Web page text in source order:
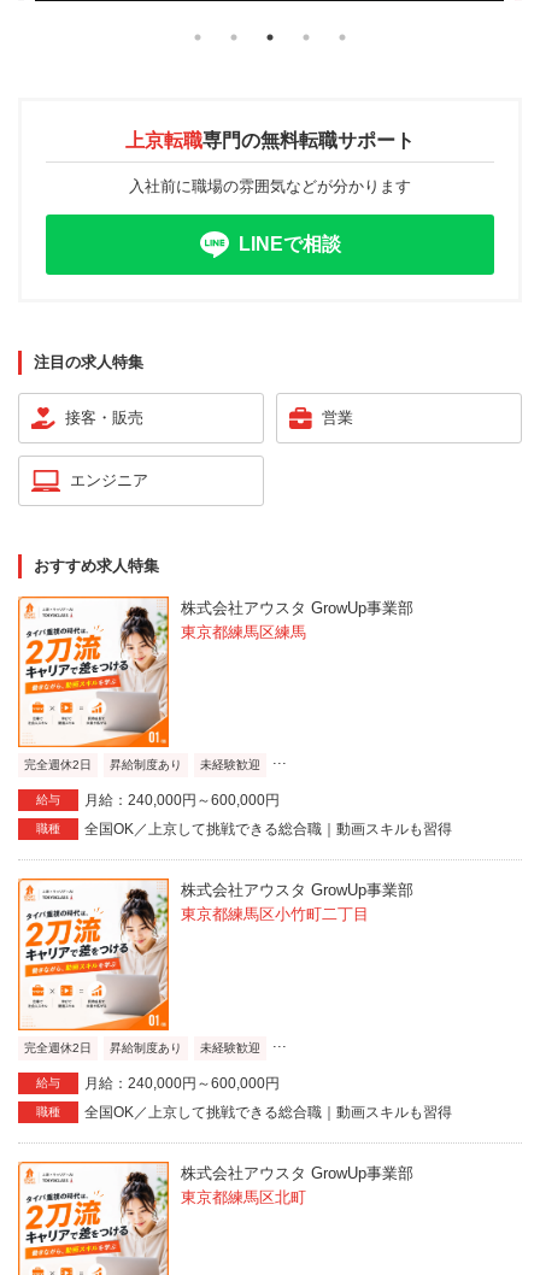
上京転職専門の無料転職サポート
入社前に職場の雰囲気などが分かります
LINEで相談
注目の求人特集
接客・販売 営業
エンジニア
おすすめ求人特集
株式会社アウスタ GrowUp事業部
東京都練馬区練馬
完全週休2日 昇給制度あり 未経験歓迎 ...
給与 月給：240,000円～600,000円
職種 全国OK／上京して挑戦できる総合職｜動画スキルも習得
株式会社アウスタ GrowUp事業部
東京都練馬区小竹町二丁目
完全週休2日 昇給制度あり 未経験歓迎
給与 月給：240,000円～600,000円
職種 全国OK／上京して挑戦できる総合職｜動画スキルも習得
株式会社アウスタ GrowUp事業部
東京都練馬区北町